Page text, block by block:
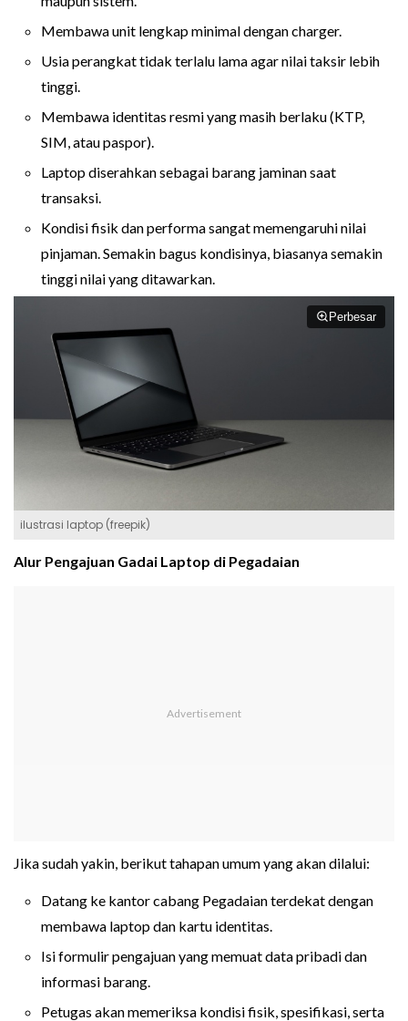
Membawa unit lengkap minimal dengan charger.
Usia perangkat tidak terlalu lama agar nilai taksir lebih
tinggi.
Membawa identitas resmi yang masih berlaku (KTP,
SIM, atau paspor).
Laptop diserahkan sebagai barang jaminan saat
transaksi.
Kondisi fisik dan performa sangat memengaruhi nilai
pinjaman. Semakin bagus kondisinya, biasanya semakin
tinggi nilai yang ditawarkan.
Perbesar
ilustrasi laptop (freepik)
Alur Pengajuan Gadai Laptop di Pegadaian
Jika sudah yakin, berikut tahapan umum yang akan dilalui:
Datang ke kantor cabang Pegadaian terdekat dengan
membawa laptop dan kartu identitas.
Isi formulir pengajuan yang memuat data pribadi dan
informasi barang.
Petugas akan memeriksa kondisi fisik, spesifikasi, serta